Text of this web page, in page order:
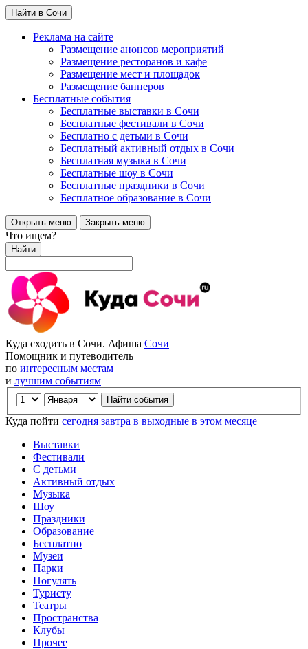
Найти в Сочи
Реклама на сайте
Размещение анонсов мероприятий
Размещение ресторанов и кафе
Размещение мест и площадок
Размещение баннеров
Бесплатные события
Бесплатные выставки в Сочи
Бесплатные фестивали в Сочи
Бесплатно с детьми в Сочи
Бесплатный активный отдых в Сочи
Бесплатная музыка в Сочи
Бесплатные шоу в Сочи
Бесплатные праздники в Сочи
Бесплатное образование в Сочи
Открыть меню Закрыть меню
Что ищем?
Найти
Куда сходить в Сочи. Афиша Сочи
Помощник и путеводитель
по интересным местам
и лучшим событиям
Куда пойти сегодня завтра в выходные в этом месяце
Выставки
Фестивали
С детьми
Активный отдых
Музыка
Шоу
Праздники
Образование
Бесплатно
Музеи
Парки
Погулять
Туристу
Театры
Пространства
Клубы
Прочее